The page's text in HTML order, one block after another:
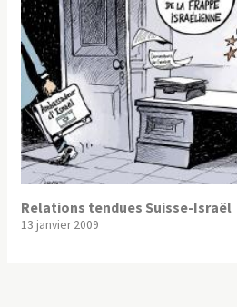
Relations tendues Suisse-Israël
13 janvier 2009